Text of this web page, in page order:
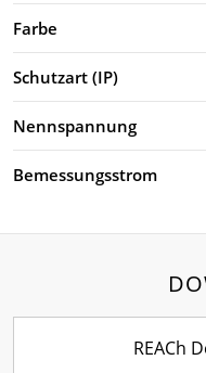
Farbe
Schutzart (IP)
Nennspannung
Bemessungsstrom
REACh